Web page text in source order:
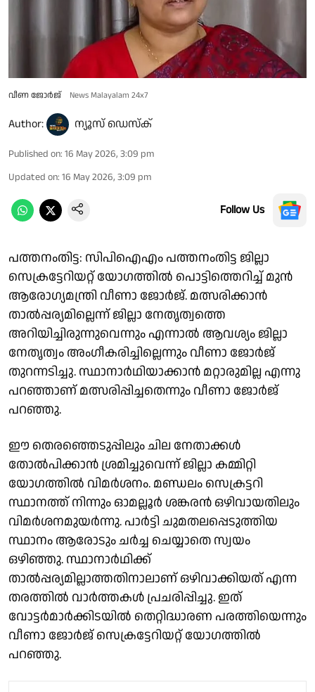
വീണ ജോര്‍ജ് News Malayalam 24x7
Author: ന്യൂസ് ഡെസ്ക്
Published on: 16 May 2026, 3:09 pm
Updated on: 16 May 2026, 3:09 pm
Follow Us
പത്തനംതിട്ട: സിപി​ഐഎം പത്തനംതിട്ട ജില്ലാ
സെക്രട്ടേറിയറ്റ് യോഗത്തിൽ പൊട്ടിത്തെറിച്ച് മുൻ
ആരോ​ഗ്യമന്ത്രി വീണാ ജോർജ്. മത്സരിക്കാൻ
താൽപ്പര്യമില്ലെന്ന് ജില്ലാ നേതൃത്വത്തെ
അറിയിച്ചിരുന്നുവെന്നും എന്നാൽ ആവശ്യം ജില്ലാ
നേതൃത്വം അംഗീകരിച്ചില്ലെന്നും വീണാ ജോർജ്
തുറന്നടിച്ചു. സ്ഥാനാർഥിയാക്കാൻ മറ്റാരുമില്ല എന്നു
പറഞ്ഞാണ് മത്സരിപ്പിച്ചതെന്നും വീണാ ജോർജ്
പറഞ്ഞു.
ഈ തെരഞ്ഞെടുപ്പിലും ചില നേതാക്കൾ
തോൽപിക്കാൻ ശ്രമിച്ചുവെന്ന് ജില്ലാ കമ്മിറ്റി
യോഗത്തിൽ വിമർശനം. മണ്ഡലം സെക്രട്ടറി
സ്ഥാനത്ത് നിന്നും ഓമല്ലൂർ ശങ്കരൻ ഒഴിവായതിലും
വിമർശനമുയർന്നു. പാർട്ടി ചുമതലപ്പെടുത്തിയ
സ്ഥാനം ആരോടും ചർച്ച ചെയ്യാതെ സ്വയം
ഒഴിഞ്ഞു. സ്ഥാനാർഥിക്ക്
താൽപ്പര്യമില്ലാത്തതിനാലാണ് ഒഴിവാക്കിയത് എന്ന
തരത്തിൽ വാർത്തകൾ പ്രചരിപ്പിച്ചു. ഇത്
വോട്ടർമാർക്കിടയിൽ തെറ്റിദ്ധാരണ പരത്തിയെന്നും
വീണാ ജോർജ് സെക്രട്ടേറിയറ്റ് യോഗത്തിൽ
പറഞ്ഞു.